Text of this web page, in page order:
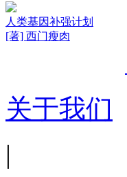
人类基因补强计划
[著] 西门瘦肉
关于我们
|